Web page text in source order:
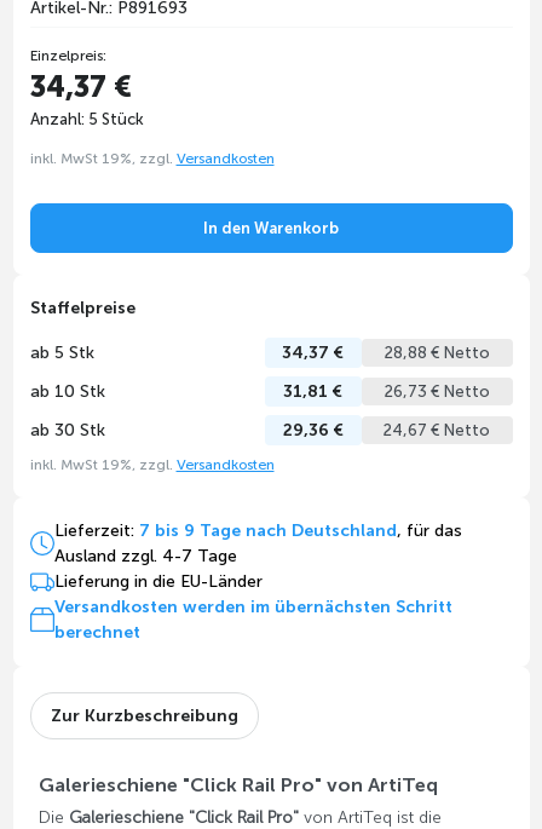
Artikel-Nr.: P891693
Einzelpreis:
34,37 €
Anzahl: 5 Stück
inkl. MwSt 19%, zzgl. Versandkosten
In den Warenkorb
Staffelpreise
ab 5 Stk 34,37 € 28,88 € Netto
ab 10 Stk 31,81 € 26,73 € Netto
ab 30 Stk 29,36 € 24,67 € Netto
inkl. MwSt 19%, zzgl. Versandkosten
Lieferzeit: 7 bis 9 Tage nach Deutschland, für das
Ausland zzgl. 4-7 Tage
Lieferung in die EU-Länder
Versandkosten werden im übernächsten Schritt
berechnet
Zur Kurzbeschreibung
Galerieschiene "Click Rail Pro" von ArtiTeq
Die Galerieschiene "Click Rail Pro"von ArtiTeq ist die